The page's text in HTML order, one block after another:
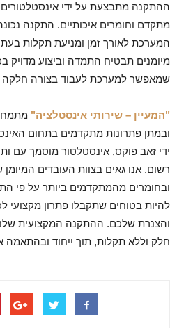
ההתקנה מתבצעת על ידי
מתקדם וחומרים איכותיים. התקנה
המערכת לאורך זמן ומניעת תקלות
מיומנים תבטיח התמדה וביצוע
שמאפשר למערכת לעבוד בצורה חלקה
"המעיין – שירותי אינסטלציה"
ובמתן פתרונות מתקדמים בתחום
רשום. אנו גאים בצוות העובדים
ובחומרים מהמתקדמים ביותר על פי
להיות בטוחים שתקבלו פתרון מקצועי
והצנרת שלכם. ההתקנה המקצועית
חלק וללא תקלות, תוך ייחוד ובהתאמה